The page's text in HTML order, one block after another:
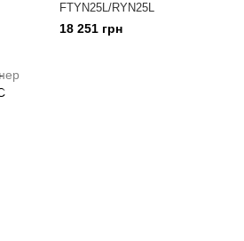
FTYN25L/RYN25L
18 251 грн